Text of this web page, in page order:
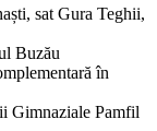
sat Gura Teghii,
Buzău
în
Gimnaziale Pamfil